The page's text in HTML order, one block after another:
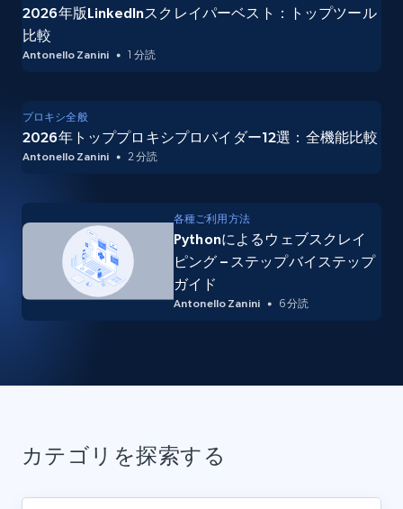
2026年版LinkedInスクレイパーベスト：トップツール
比較
Antonello Zanini 1 分読
プロキシ全般
2026年トッププロキシプロバイダー12選：全機能比較
Antonello Zanini 2 分読
各種ご利用方法
Pythonによるウェブスクレイ
ピング – ステップバイステップ
ガイド
Antonello Zanini 6 分読
カテゴリを探索する